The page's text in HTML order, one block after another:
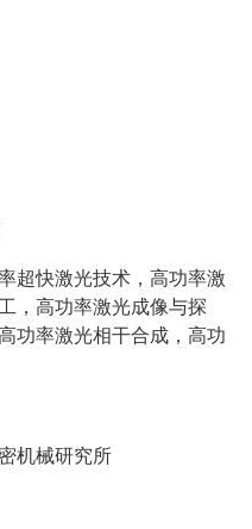
超快激光技术，高功率激
，高功率激光成像与探
功率激光相干合成，高功
机械研究所